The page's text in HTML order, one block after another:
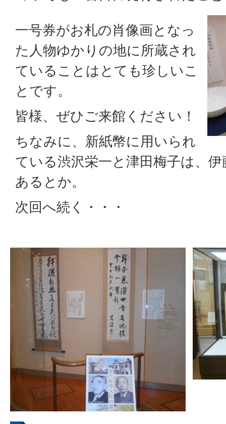
一号券がお札の肖像画となっ
た人物ゆかりの地に所蔵され
ていることはとても珍しいこ
とです。
皆様、ぜひご来館ください！
ちなみに、新紙幣に用いられ
ている渋沢栄一と津田梅子は、
あるとか。
次回へ続く・・・